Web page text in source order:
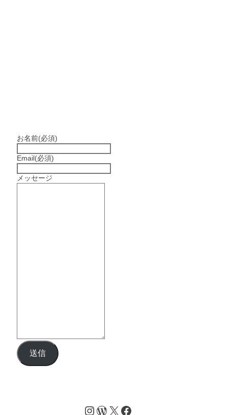
お名前(必須)
Email(必須)
メッセージ
送信